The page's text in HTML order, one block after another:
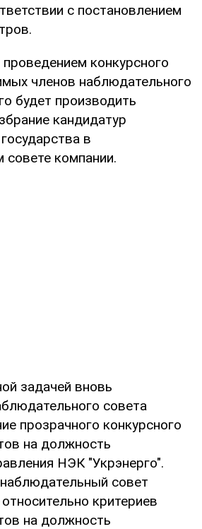
с постановлением
конкурсного
членов наблюдательного
будет производить
кандидатур
в
компании.
задачей вновь
совета
прозрачного конкурсного
на должность
НЭК "Укрэнерго".
совет
критериев
на должность